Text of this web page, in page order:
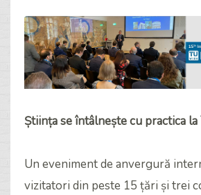
Știința se întâlnește cu practica
Un eveniment de anvergură
vizitatori din peste 15 țări și trei